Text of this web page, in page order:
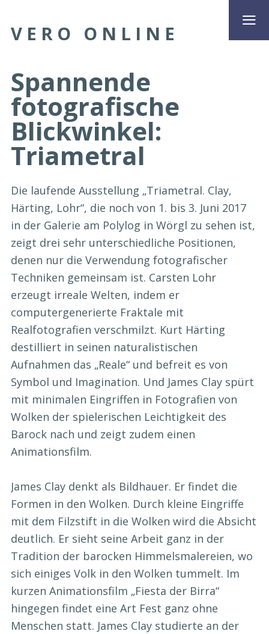
VERO ONLINE
Spannende
fotografische
Blickwinkel:
Triametral
Die laufende Ausstellung „Triametral. Clay,
Härting, Lohr“, die noch von 1. bis 3. Juni 2017
in der Galerie am Polylog in Wörgl zu sehen ist,
zeigt drei sehr unterschiedliche Positionen,
denen nur die Verwendung fotografischer
Techniken gemeinsam ist. Carsten Lohr
erzeugt irreale Welten, indem er
computergenerierte Fraktale mit
Realfotografien verschmilzt. Kurt Härting
destilliert in seinen naturalistischen
Aufnahmen das „Reale“ und befreit es von
Symbol und Imagination. Und James Clay spürt
mit minimalen Eingriffen in Fotografien von
Wolken der spielerischen Leichtigkeit des
Barock nach und zeigt zudem einen
Animationsfilm.
James Clay denkt als Bildhauer. Er findet die
Formen in den Wolken. Durch kleine Eingriffe
mit dem Filzstift in die Wolken wird die Absicht
deutlich. Er sieht seine Arbeit ganz in der
Tradition der barocken Himmelsmalereien, wo
sich einiges Volk in den Wolken tummelt. Im
kurzen Animationsfilm „Fiesta der Birra“
hingegen findet eine Art Fest ganz ohne
Menschen statt. James Clay studierte an der